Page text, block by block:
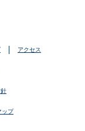
アクセス
ップ